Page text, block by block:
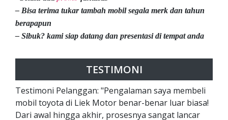
– Bisa terima tukar tambah mobil segala merk dan tahun
berapapun
– Sibuk? kami siap datang dan presentasi di tempat anda
TESTIMONI
Testimoni Pelanggan: "Pengalaman saya membeli
mobil toyota di Liek Motor benar-benar luar biasa!
Dari awal hingga akhir, prosesnya sangat lancar